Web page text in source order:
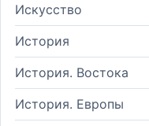
Искусство
История
История. Востока
История. Европы